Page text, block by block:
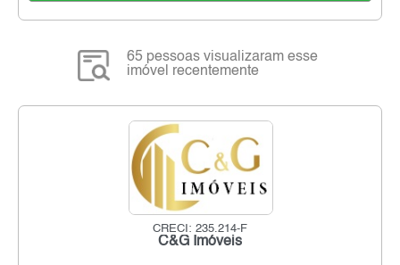
65 pessoas visualizaram esse
imóvel recentemente
CRECI: 235.214-F
C&G Imóveis